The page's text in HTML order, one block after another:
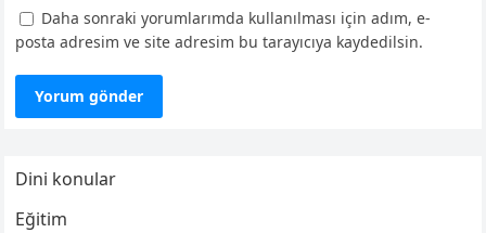
Daha sonraki yorumlarımda kullanılması için adım, e-
posta adresim ve site adresim bu tarayıcıya kaydedilsin.
Dini konular
Eğitim